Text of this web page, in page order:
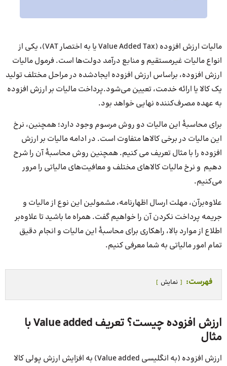
مالیات ارزش افزوده (Value Added Tax یا به اختصار VAT)، یکی از
انواع مالیات غیرمستقیم و منابع درآمد دولت‌ها است. فرمول مالیات
ارزش افزوده، بر‌اساس ارزش افزوده ایجاد‌شده در مراحل مختلف تولید
یک کالا یا ارائه خدمت، تعیین می‌شود.پرداخت مالیات بر ارزش افزوده
به عهده مصرف‌کننده نهایی خواهد بود.
برای محاسبۀ این مالیات دو روش مرسوم وجود دارد؛ همچنین، نرخ
این مالیات در برخی کالا‌ها متفاوت است. در ادامه مالیات بر ارزش
افزوده را با مثال تعریف می کنیم. همچنین روش محاسبۀ آن را شرح
دهیم و نرخ مالیات کالاهای مختلف و معافیت‌های مالیاتی را مرور
می‌کنیم.
علاوه‌بر‌آن، مهلت ارسال اظهارنامه، مشمولین این نوع از مالیات و
جریمه پرداخت نکردن آن را خواهیم گفت. همراه ما باشید تا علاوه‌بر
اطلاع از موارد بالا، راهکاری برای محاسبۀ این مالیات و انجام دقیق
تمام امور مالیاتی به شما معرفی کنیم.
فهرست: نمایش
ارزش افزوده چیست؟ تعریف Value added با
مثال
ارزش افزوده (به انگلیسی Value added) به افزایش ارزش پولی کالا